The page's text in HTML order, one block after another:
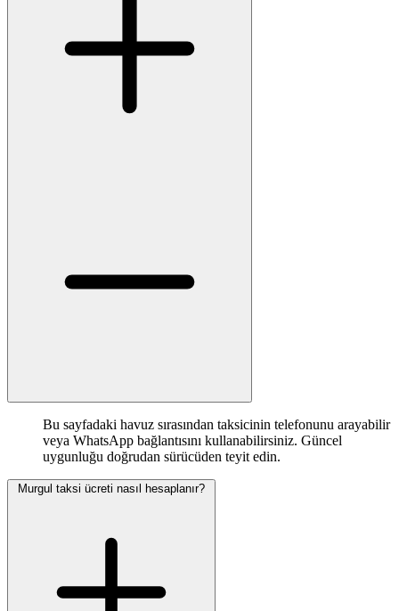
Bu sayfadaki havuz sırasından taksicinin telefonunu arayabilir
veya WhatsApp bağlantısını kullanabilirsiniz. Güncel
uygunluğu doğrudan sürücüden teyit edin.
Murgul taksi ücreti nasıl hesaplanır?